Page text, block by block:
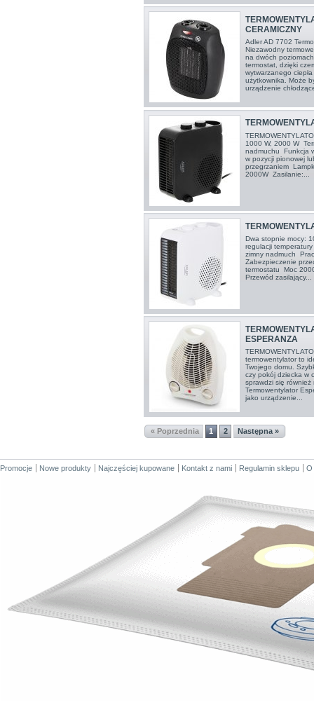
CERAMICZNY
Adler AD 7702
Niezawodny
na dwóch
termostat, dzięki
wytwarzanego
użytkownika. Może
urządzenie
1000 W, 2000 W
nadmuchu Funkcja
w pozycji pionowej
przegrzaniem
2000W Zasilanie:...
Dwa stopnie mocy:
regulacji
zimny nadmuch
Zabezpieczenie
termostatu Moc
Przewód zasilający...
ESPERANZA
termowentylator to
Twojego domu.
czy pokój dziecka w
sprawdzi się również
Termowentylator
jako urządzenie...
« Poprzednia 1 2 Następna »
Promocje Nowe produkty Najczęściej kupowane Kontakt z nami Regulamin sklepu O